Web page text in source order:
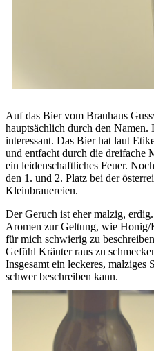
Auf das Bier vom Brauhaus
hauptsächlich durch den
interessant. Das Bier hat laut
und entfacht durch die dreifache
ein leidenschaftliches Feuer.
den 1. und 2. Platz bei der
Kleinbrauereien.
Der Geruch ist eher malzig,
Aromen zur Geltung, wie Honig/
für mich schwierig zu
Gefühl Kräuter raus zu
Insgesamt ein leckeres, malziges
schwer beschreiben kann.